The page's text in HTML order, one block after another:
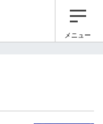
メニュー